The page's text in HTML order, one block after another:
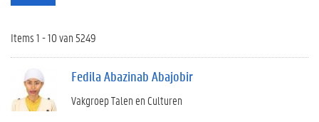
Items 1 - 10 van 5249
Fedila Abazinab Abajobir
Vakgroep Talen en Culturen